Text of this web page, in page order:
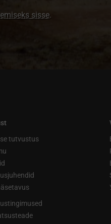
sisse.
tutvustus